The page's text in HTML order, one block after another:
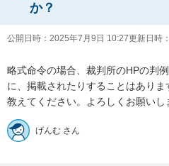
か？
公開日時： 2025年7月9日 10:27更新日時：
略式命令の場合、裁判所のHPの判
に、掲載されたりすることはありま
教えてください。よろしくお願いし
げんむ さん